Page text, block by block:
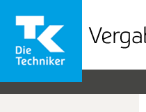
Vergabeportal
der
TK